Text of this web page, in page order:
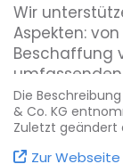
Wir
Aspekten:
Beschaffung
wir in der
Entwicklung
von
Innovationen
Die
& Co. KG
Zuletzt geändert
Zur Webseite